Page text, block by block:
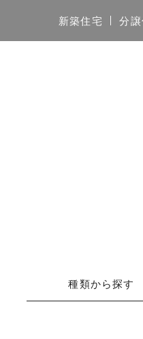
新築住宅 分
種類から探す